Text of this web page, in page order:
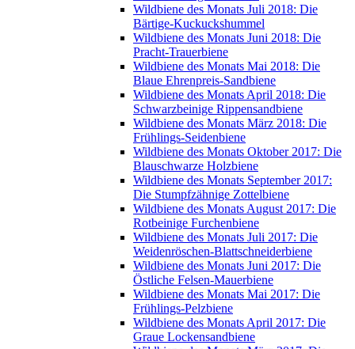
Wildbiene des Monats Juli 2018: Die
Bärtige-Kuckuckshummel
Wildbiene des Monats Juni 2018: Die
Pracht-Trauerbiene
Wildbiene des Monats Mai 2018: Die
Blaue Ehrenpreis-Sandbiene
Wildbiene des Monats April 2018: Die
Schwarzbeinige Rippensandbiene
Wildbiene des Monats März 2018: Die
Frühlings-Seidenbiene
Wildbiene des Monats Oktober 2017: Die
Blauschwarze Holzbiene
Wildbiene des Monats September 2017:
Die Stumpfzähnige Zottelbiene
Wildbiene des Monats August 2017: Die
Rotbeinige Furchenbiene
Wildbiene des Monats Juli 2017: Die
Weidenröschen-Blattschneiderbiene
Wildbiene des Monats Juni 2017: Die
Östliche Felsen-Mauerbiene
Wildbiene des Monats Mai 2017: Die
Frühlings-Pelzbiene
Wildbiene des Monats April 2017: Die
Graue Lockensandbiene